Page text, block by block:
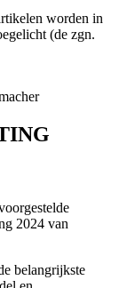
worden in
(de zgn.
2024 van
belangrijkste